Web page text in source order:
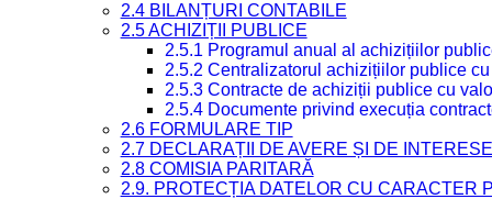
2.4 BILANȚURI CONTABILE
2.5 ACHIZIȚII PUBLICE
2.5.1 Programul anual al achizițiilor
2.5.2 Centralizatorul achizițiilor publice
2.5.3 Contracte de achiziții publice cu
2.5.4 Documente privind execuția
2.6 FORMULARE TIP
2.7 DECLARAȚII DE AVERE ȘI DE INTERESE
2.8 COMISIA PARITARĂ
2.9. PROTECȚIA DATELOR CU CARACTER